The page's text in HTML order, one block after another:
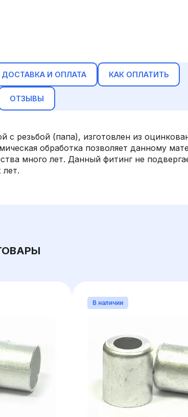
ДОСТАВКА И ОПЛАТА КАК ОПЛАТИТЬ
ОТЗЫВЫ
с резьбой (папа), изготовлен из
обработка позволяет данному
много лет. Данный фитинг не
лет.
В наличии